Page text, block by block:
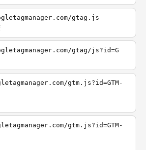
gtag.js
gtag/js?id=G
gtm.js?id=GTM-
gtm.js?id=GTM-